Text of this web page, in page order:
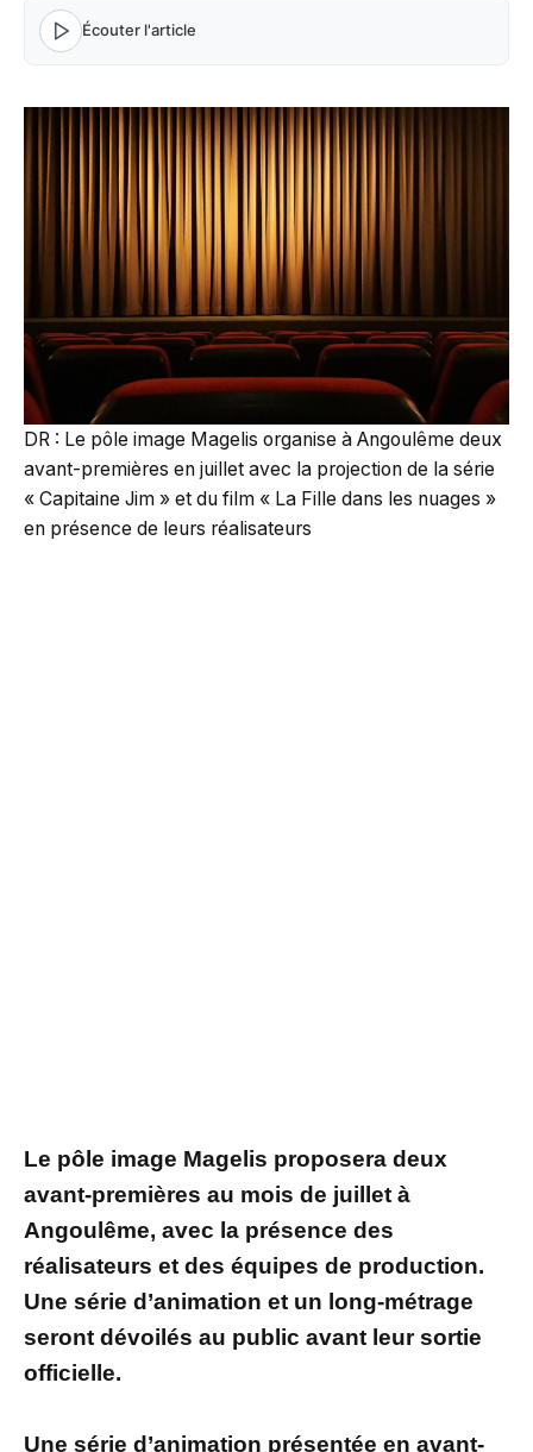
Écouter l'article
DR : Le pôle image Magelis organise à Angoulême deux
avant-premières en juillet avec la projection de la série
« Capitaine Jim » et du film « La Fille dans les nuages »
en présence de leurs réalisateurs
Le pôle image Magelis proposera deux
avant-premières au mois de juillet à
Angoulême, avec la présence des
réalisateurs et des équipes de production.
Une série d’animation et un long-métrage
seront dévoilés au public avant leur sortie
officielle.
Une série d’animation présentée en avant-